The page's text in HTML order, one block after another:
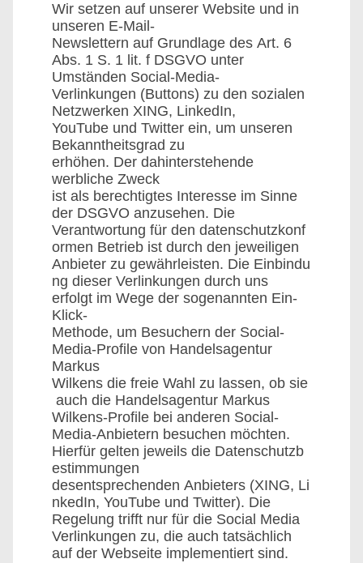
Wir setzen auf unserer Website und in
unseren E-Mail-
Newslettern auf Grundlage des Art. 6
Abs. 1 S. 1 lit. f DSGVO unter
Umständen Social-Media-
Verlinkungen (Buttons) zu den sozialen
Netzwerken XING, LinkedIn,
YouTube und Twitter ein, um unseren
Bekanntheitsgrad zu
erhöhen. Der dahinterstehende
werbliche Zweck
ist als berechtigtes Interesse im Sinne
der DSGVO anzusehen. Die
Verantwortung für den datenschutzkonf
ormen Betrieb ist durch den jeweiligen
Anbieter zu gewährleisten. Die Einbindu
ng dieser Verlinkungen durch uns
erfolgt im Wege der sogenannten Ein-
Klick-
Methode, um Besuchern der Social-
Media-Profile von Handelsagentur
Markus
Wilkens die freie Wahl zu lassen, ob sie
auch die Handelsagentur Markus
Wilkens-Profile bei anderen Social-
Media-Anbietern besuchen möchten.
Hierfür gelten jeweils die Datenschutzb
estimmungen
desentsprechenden Anbieters (XING, Li
nkedIn, YouTube und Twitter). Die
Regelung trifft nur für die Social Media
Verlinkungen zu, die auch tatsächlich
auf der Webseite implementiert sind.